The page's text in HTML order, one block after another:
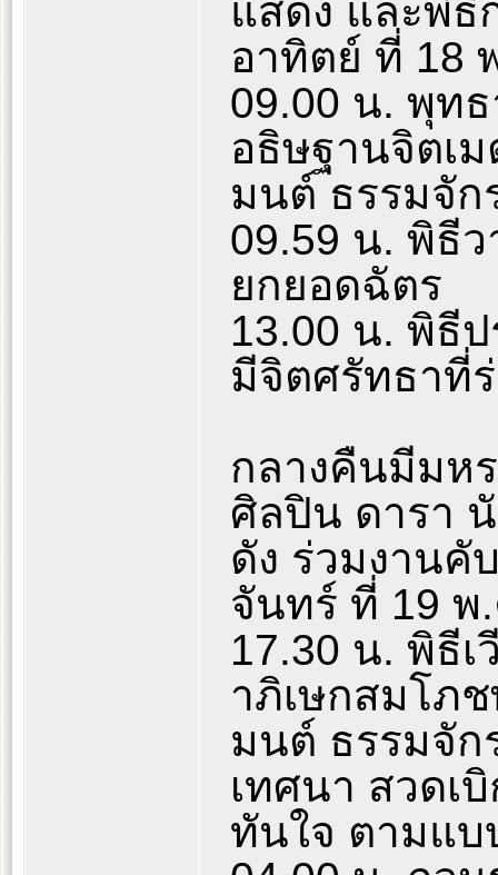
แสดง และพิธี
อาทิตย์ ที่ 18
09.00 น. พุท
อธิษฐานจิตเ
มนต์ ธรรมจัก
09.59 น. พิธี
ยกยอดฉัตร
13.00 น. พิธี
มีจิตศรัทธาที่
กลางคืนมีมห
ศิลปิน ดารา
ดัง ร่วมงานคั
จันทร์ ที่ 19 พ
17.30 น. พิธี
าภิเษกสมโภ
มนต์ ธรรมจัก
เทศนา สวดเ
ทันใจ ตามแ